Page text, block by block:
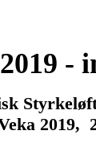
-
2019,